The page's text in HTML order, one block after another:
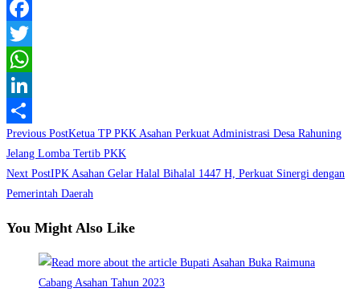
Facebook
Twitter
WhatsApp
LinkedIn
Share
Read
more
articles
Previous PostKetua TP PKK Asahan Perkuat Administrasi Desa Rahuning
Jelang Lomba Tertib PKK
Next PostIPK Asahan Gelar Halal Bihalal 1447 H, Perkuat Sinergi dengan
Pemerintah Daerah
You Might Also Like